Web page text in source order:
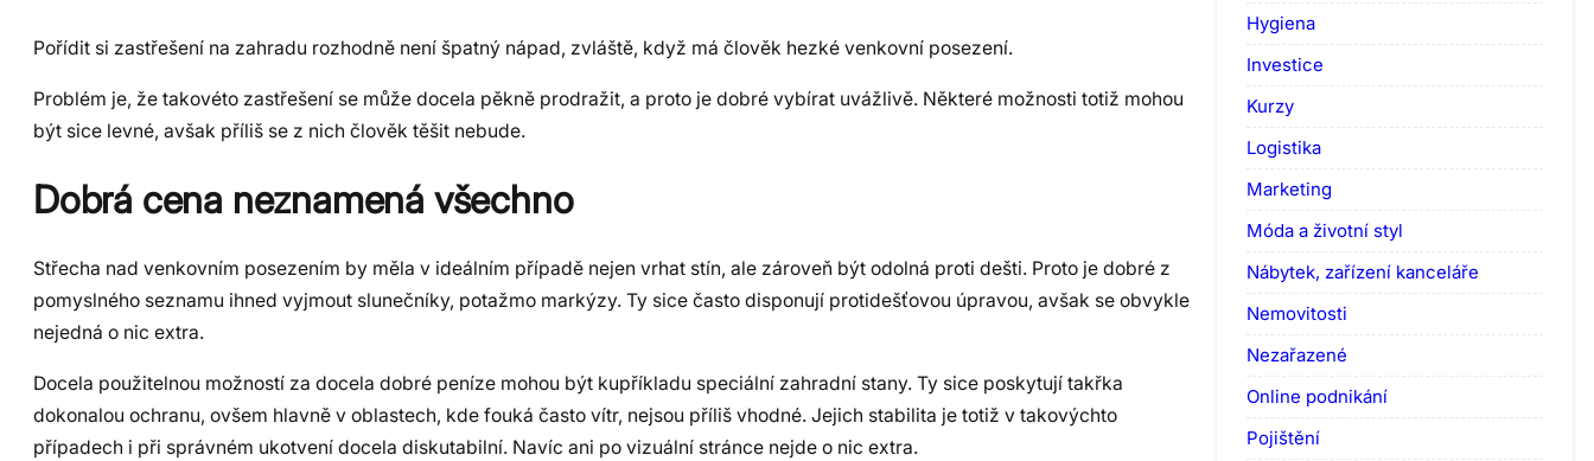
Pořídit si zastřešení na zahradu rozhodně není špatný nápad, zvláště, když má člověk hezké venkovní posezení.
Problém je, že takovéto zastřešení se může docela pěkně prodražit, a proto je dobré vybírat uvážlivě. Některé možnosti totiž mohou
být sice levné, avšak příliš se z nich člověk těšit nebude.
Dobrá cena neznamená všechno
Střecha nad venkovním posezením by měla v ideálním případě nejen vrhat stín, ale zároveň být odolná proti dešti. Proto je dobré z
pomyslného seznamu ihned vyjmout slunečníky, potažmo markýzy. Ty sice často disponují protidešťovou úpravou, avšak se obvykle
nejedná o nic extra.
Docela použitelnou možností za docela dobré peníze mohou být kupříkladu speciální zahradní stany. Ty sice poskytují takřka
dokonalou ochranu, ovšem hlavně v oblastech, kde fouká často vítr, nejsou příliš vhodné. Jejich stabilita je totiž v takovýchto
případech i při správném ukotvení docela diskutabilní. Navíc ani po vizuální stránce nejde o nic extra.
Hygiena
Investice
Kurzy
Logistika
Marketing
Móda a životní styl
Nábytek, zařízení kanceláře
Nemovitosti
Nezařazené
Online podnikání
Pojištění